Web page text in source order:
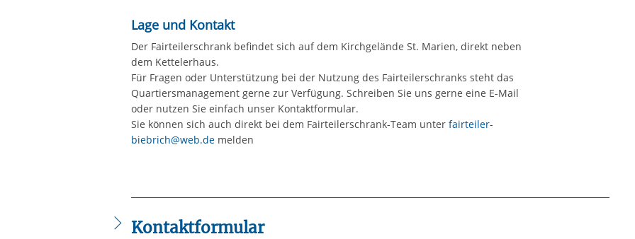
Lage und Kontakt
Der Fairteilerschrank befindet sich auf dem Kirchgelände St. Marien, direkt neben
dem Kettelerhaus.
Für Fragen oder Unterstützung bei der Nutzung des Fairteilerschranks steht das
Quartiersmanagement gerne zur Verfügung. Schreiben Sie uns gerne eine E-Mail
oder nutzen Sie einfach unser Kontaktformular.
Sie können sich auch direkt bei dem Fairteilerschrank-Team unter fairteiler-
biebrich@web.demelden
Kontaktformular